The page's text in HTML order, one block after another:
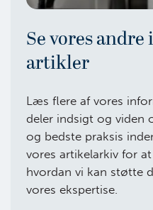
Se vores
artikler
Læs flere af vores
deler indsigt og viden
og bedste praksis
vores artikelarkiv for
hvordan vi kan støtte
vores ekspertise.